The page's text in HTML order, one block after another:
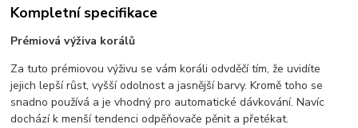
Kompletní specifikace
Prémiová výživa korálů
Za tuto prémiovou výživu se vám koráli odvděčí tím, že uvidíte
jejich lepší růst, vyšší odolnost a jasnější barvy. Kromě toho se
snadno používá a je vhodný pro automatické dávkování. Navíc
dochází k menší tendenci odpěňovače pěnit a přetékat.